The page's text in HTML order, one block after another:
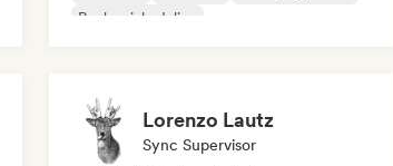
Rock psichedelico
Lorenzo Lautz
Sync Supervisor